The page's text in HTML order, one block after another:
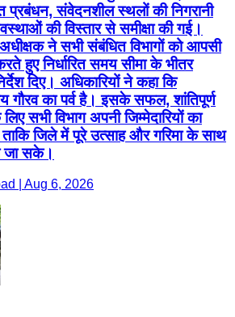
प्रबंधन, संवेदनशील स्थलों की निगरानी
की विस्तार से समीक्षा की गई।
ने सभी संबंधित विभागों को आपसी
हुए निर्धारित समय सीमा के भीतर
दिए। अधिकारियों ने कहा कि
गौरव का पर्व है। इसके सफल, शांतिपूर्ण
सभी विभाग अपनी जिम्मेदारियों का
ताकि जिले में पूरे उत्साह और गरिमा के साथ
जा सके।
| Aug 6, 2026